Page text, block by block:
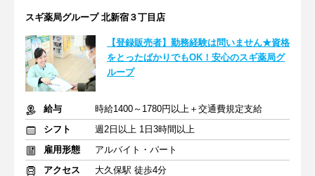
スギ薬局グループ 北新宿３丁目店
【登録販売者】勤務経験は問いません★資格
をとったばかりでもOK！安心のスギ薬局グ
ループ
給与
時給1400～1780円以上＋交通費規定支給
シフト
週2日以上 1日3時間以上
雇用形態
アルバイト・パート
アクセス
大久保駅 徒歩4分